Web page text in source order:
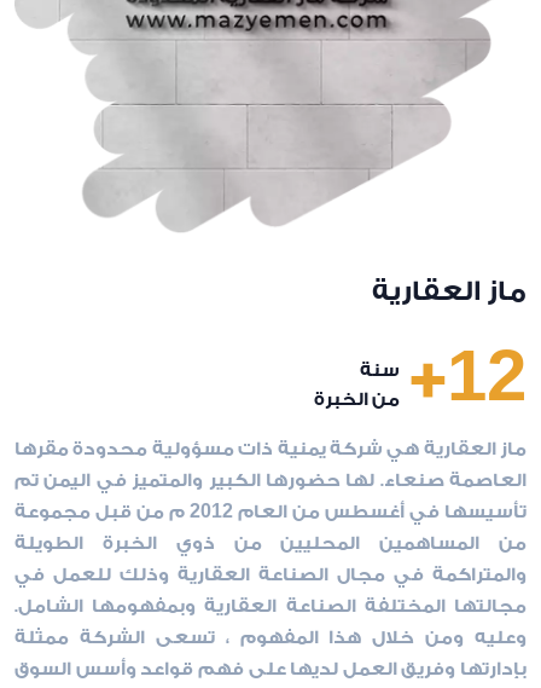
ماز العقارية
12
+ سنة
من الخبرة
ماز العقارية هي شركة يمنية ذات مسؤولية محدودة مقرها
العاصمة صنعاء. لها حضورها الكبير والمتميز في اليمن تم
تأسيسها في أغسطس من العام 2012 م من قبل مجموعة
من المساهمين المحليين من ذوي الخبرة الطويلة
والمتراكمة في مجال الصناعة العقارية وذلك للعمل في
مجالتها المختلفة الصناعة العقارية وبمفهومها الشامل.
وعليه ومن خلال هذا المفهوم ، تسعى الشركة ممثلة
بإدارتها وفريق العمل لديها على فهم قواعد وأسس السوق